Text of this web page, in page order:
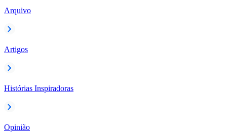
Arquivo
Artigos
Histórias Inspiradoras
Opinião